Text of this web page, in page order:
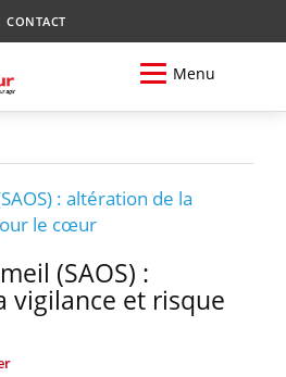
CONTACT
Menu
: altération de la
le cœur
(SAOS) :
vigilance et risque